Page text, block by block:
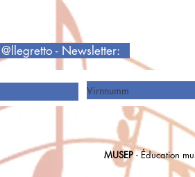
- Newsletter:
MUSEP- Éducation